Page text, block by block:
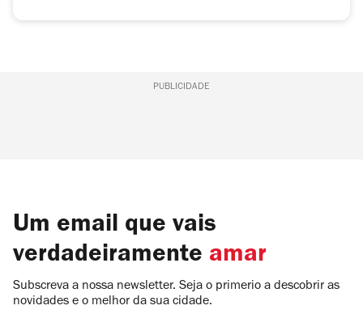
PUBLICIDADE
Um email que vais
verdadeiramente amar
Subscreva a nossa newsletter. Seja o primerio a descobrir as
novidades e o melhor da sua cidade.